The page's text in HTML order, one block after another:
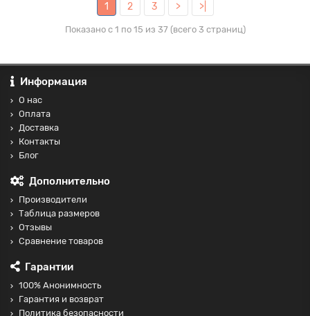
1 2 3 > >|
Показано с 1 по 15 из 37 (всего 3 страниц)
Информация
О нас
Оплата
Доставка
Контакты
Блог
Дополнительно
Производители
Таблица размеров
Отзывы
Сравнение товаров
Гарантии
100% Анонимность
Гарантия и возврат
Политика безопасности